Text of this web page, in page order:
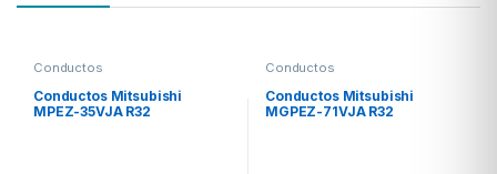
Conductos
Conductos Mitsubishi
MPEZ-35VJA R32
Conductos
Conductos Mitsubishi
MGPEZ-71VJA R32